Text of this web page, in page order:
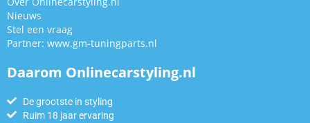
Nieuws
Stel een vraag
Partner: www.gm-tuningparts.nl
Daarom Onlinecarstyling.nl
De grootste in styling
Ruim 18 jaar ervaring